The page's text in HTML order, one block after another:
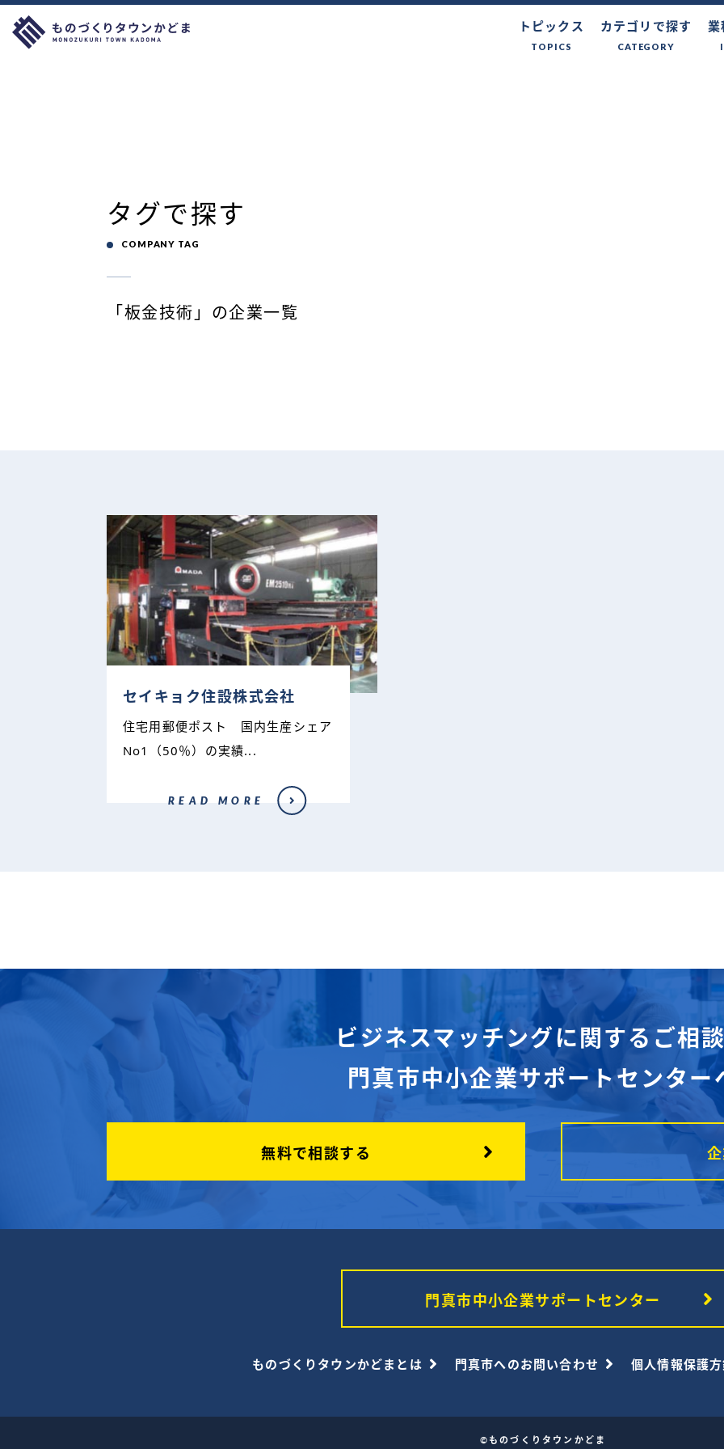
トピックス
TOPICS
カテゴリで探す
CATEGORY
業
タグで探す
COMPANY TAG
「板金技術」の企業一覧
セイキョク住設株式会社
住宅用郵便ポスト 国内生産シェア
No1（50％）の実績...
READ MORE
ビジネスマッチングに関するご相
門真市中小企業サポートセンター
無料で相談する
門真市中小企業サポートセンター
ものづくりタウンかどまとは 門真市へのお問い合わせ 個人情報保護
©ものづくりタウンかどま